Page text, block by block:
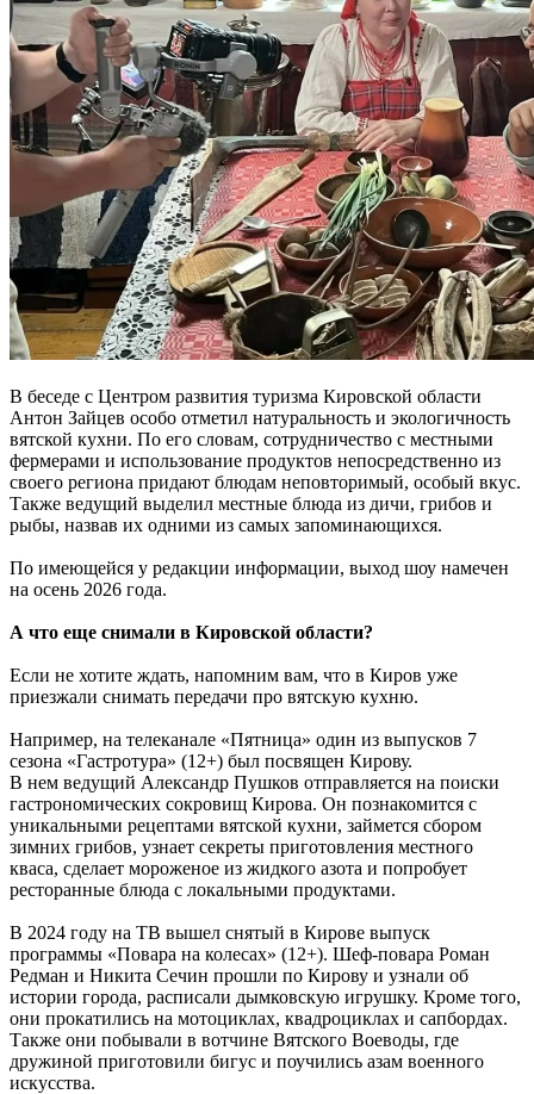
В беседе с Центром развития туризма Кировской области
Антон Зайцев особо отметил натуральность и экологичность
вятской кухни. По его словам, сотрудничество с местными
фермерами и использование продуктов непосредственно из
своего региона придают блюдам неповторимый, особый вкус.
Также ведущий выделил местные блюда из дичи, грибов и
рыбы, назвав их одними из самых запоминающихся.
По имеющейся у редакции информации, выход шоу намечен
на осень 2026 года.
А что еще снимали в Кировской области?
Если не хотите ждать, напомним вам, что в Киров уже
приезжали снимать передачи про вятскую кухню.
Например, на телеканале «Пятница» один из выпусков 7
сезона «Гастротура» (12+) был посвящен Кирову.
В нем ведущий Александр Пушков отправляется на поиски
гастрономических сокровищ Кирова. Он познакомится с
уникальными рецептами вятской кухни, займется сбором
зимних грибов, узнает секреты приготовления местного
кваса, сделает мороженое из жидкого азота и попробует
ресторанные блюда с локальными продуктами.
В 2024 году на ТВ вышел снятый в Кирове выпуск
программы «Повара на колесах» (12+). Шеф-повара Роман
Редман и Никита Сечин прошли по Кирову и узнали об
истории города, расписали дымковскую игрушку. Кроме того,
они прокатились на мотоциклах, квадроциклах и сапбордах.
Также они побывали в вотчине Вятского Воеводы, где
дружиной приготовили бигус и поучились азам военного
искусства.